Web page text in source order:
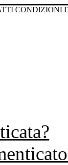
CONDIZIONI